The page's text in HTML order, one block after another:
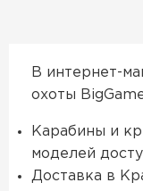
В интернет-
охоты
Карабины и
моделей
Доставка в